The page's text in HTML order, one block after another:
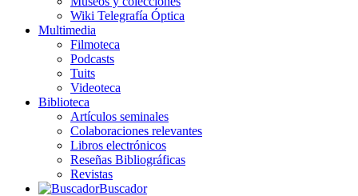
Wiki Telegrafía Óptica
Multimedia
Filmoteca
Podcasts
Tuits
Videoteca
Biblioteca
Artículos seminales
Colaboraciones relevantes
Libros electrónicos
Reseñas Bibliográficas
Revistas
Buscador